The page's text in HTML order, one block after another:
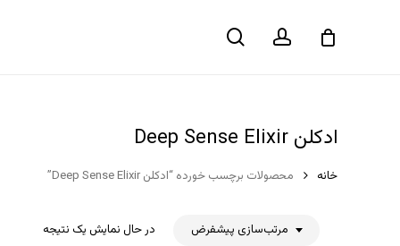
جستجوحساب
کاربری سبد خرید
ادکلن Deep Sense Elixir
خانه محصولات برچسب خورده “ادکلن Deep Sense Elixir”
در حال نمایش یک نتیجه مرتب‌سازی پیشفرض